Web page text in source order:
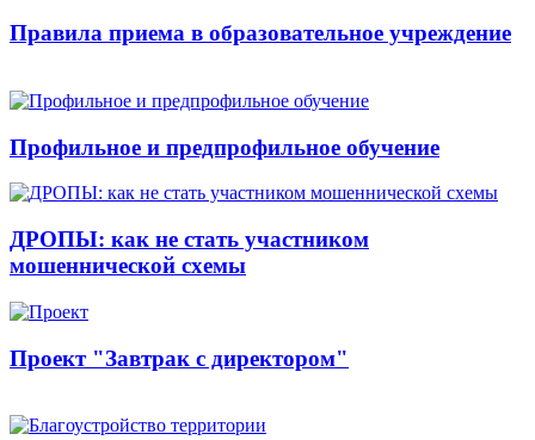
Правила приема в образовательное учреждение
Профильное и предпрофильное обучение
ДРОПЫ: как не стать участником
мошеннической схемы
Проект "Завтрак с директором"